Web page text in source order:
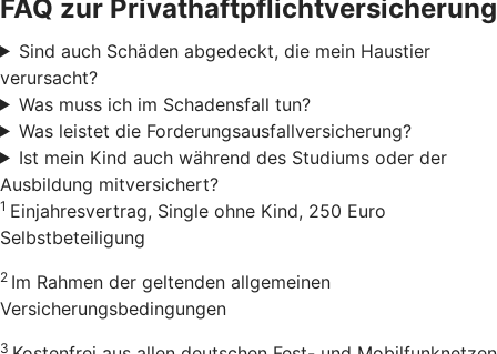
FAQ zur Privathaftpflichtversicherung
Sind auch Schäden abgedeckt, die mein Haustier
verursacht?
Was muss ich im Schadensfall tun?
Was leistet die Forderungsausfallversicherung?
Ist mein Kind auch während des Studiums oder der
Ausbildung mitversichert?
1 Einjahresvertrag, Single ohne Kind, 250 Euro
Selbstbeteiligung
2 Im Rahmen der geltenden allgemeinen
Versicherungsbedingungen
3